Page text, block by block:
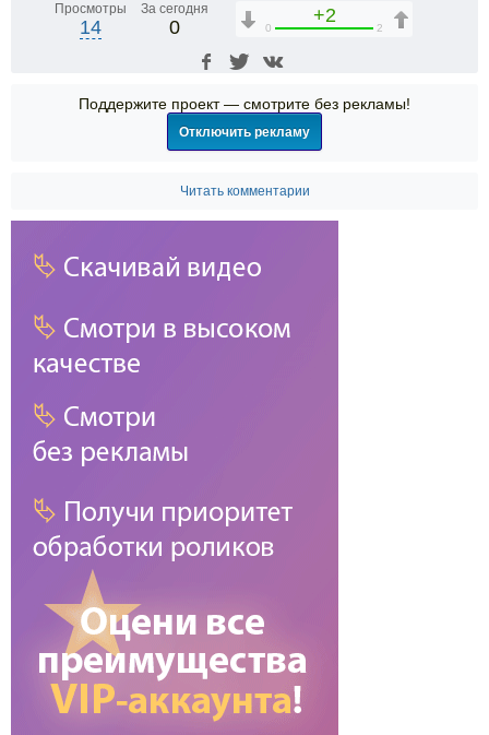
Просмотры
14
За сегодня
0
+2
0 2
Поддержите проект — смотрите без рекламы!
Отключить рекламу
Читать комментарии